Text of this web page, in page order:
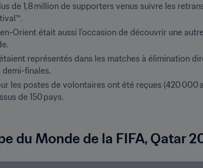
de 1,8 million de supporters venus suivre les
Orient était aussi l’occasion de découvrir une
représentés dans les matches à élimination
finales.
les postes de volontaires ont été reçues (420 000
de 150 pays.
du Monde de la FIFA, Qatar